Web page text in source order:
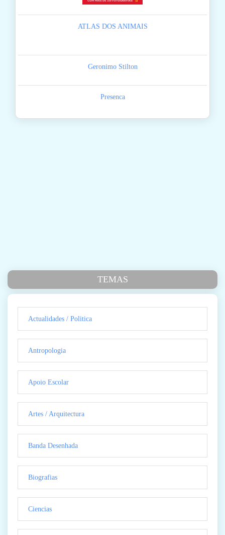
ATLAS DOS ANIMAIS
Geronimo Stilton
Presenca
TEMAS
Actualidades / Politica
Antropologia
Apoio Escolar
Artes / Arquitectura
Banda Desenhada
Biografias
Ciencias